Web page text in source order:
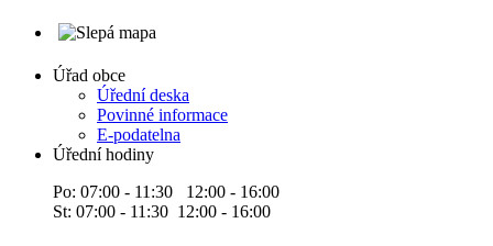
Úřad obce
Úřední deska
Povinné informace
E-podatelna
Úřední hodiny
Po: 07:00 - 11:30 12:00 - 16:00
St: 07:00 - 11:30 12:00 - 16:00